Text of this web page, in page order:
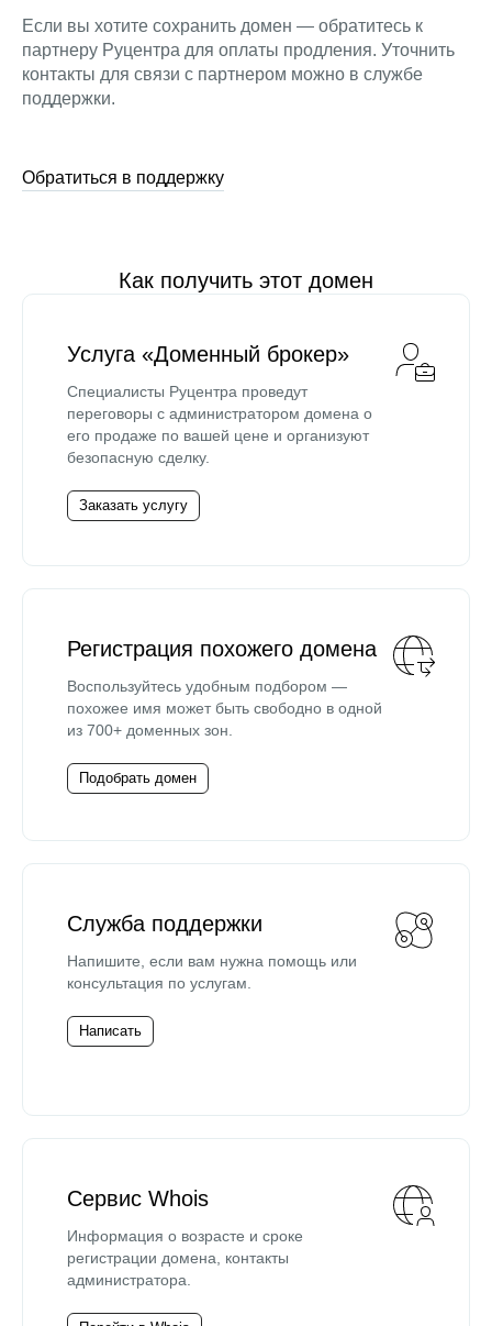
Если вы хотите сохранить домен — обратитесь к
партнеру Руцентра для оплаты продления. Уточнить
контакты для связи с партнером можно в службе
поддержки.
Обратиться в поддержку
Как получить этот домен
Услуга «Доменный брокер»
Специалисты Руцентра проведут
переговоры с администратором домена о
его продаже по вашей цене и организуют
безопасную сделку.
Заказать услугу
Регистрация похожего домена
Воспользуйтесь удобным подбором —
похожее имя может быть свободно в одной
из 700+ доменных зон.
Подобрать домен
Служба поддержки
Напишите, если вам нужна помощь или
консультация по услугам.
Написать
Сервис Whois
Информация о возрасте и сроке
регистрации домена, контакты
администратора.